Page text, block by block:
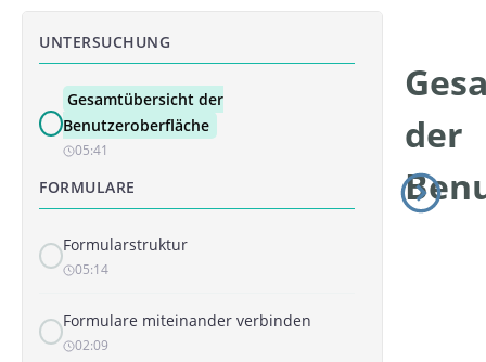
UNTERSUCHUNG
Gesamtübersicht der
Benutzeroberfläche
05:41
FORMULARE
Formularstruktur
05:14
Formulare miteinander verbinden
02:09
der